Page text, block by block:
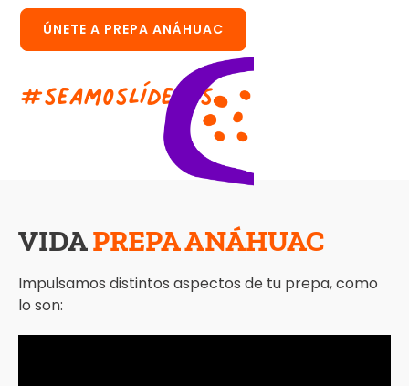
ÚNETE A PREPA ANÁHUAC
#seamosLíderes
VIDAPREPA ANÁHUAC
Impulsamos distintos aspectos de tu prepa, como
lo son: